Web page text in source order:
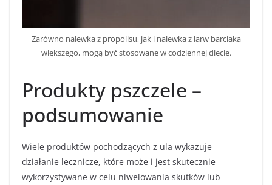
Zarówno nalewka z propolisu, jak i nalewka z larw barciaka
większego, mogą być stosowane w codziennej diecie.
Produkty pszczele –
podsumowanie
Wiele produktów pochodzących z ula wykazuje
działanie lecznicze, które może i jest skutecznie
wykorzystywane w celu niwelowania skutków lub